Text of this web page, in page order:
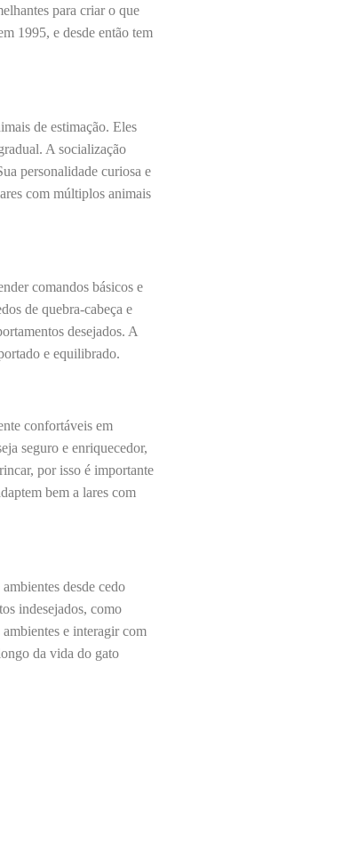
para criar o que
1995, e desde então tem
de estimação. Eles
A socialização
personalidade curiosa e
com múltiplos animais
comandos básicos e
de quebra-cabeça e
desejados. A
e equilibrado.
confortáveis em
seguro e enriquecedor,
por isso é importante
bem a lares com
desde cedo
indesejados, como
e interagir com
da vida do gato